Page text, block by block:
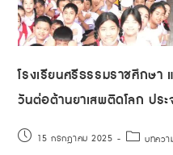
โรงเรียนศรีธรรมราชศึกษ
วันต่อต้านยาเสพติดโลก ปร
15 กรกฎาคม 2025 บทควา